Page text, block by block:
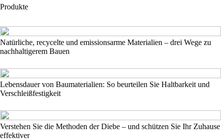
Produkte
Natürliche, recycelte und emissionsarme Materialien – drei Wege zu
nachhaltigerem Bauen
Lebensdauer von Baumaterialien: So beurteilen Sie Haltbarkeit und
Verschleißfestigkeit
Verstehen Sie die Methoden der Diebe – und schützen Sie Ihr Zuhause
effektiver